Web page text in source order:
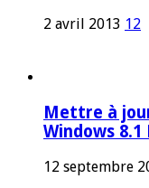
2 avril 2013 12
Mettre à
Windows 8.1
12 septembre